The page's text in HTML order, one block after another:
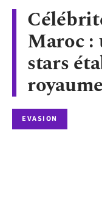
Maroc :
stars
royaume
EVASION